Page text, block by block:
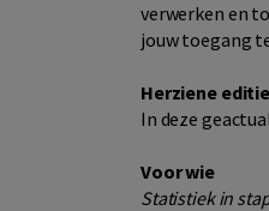
verwerken en
jouw toegang
Herziene editie
In deze
Voor wie
Statistiek in